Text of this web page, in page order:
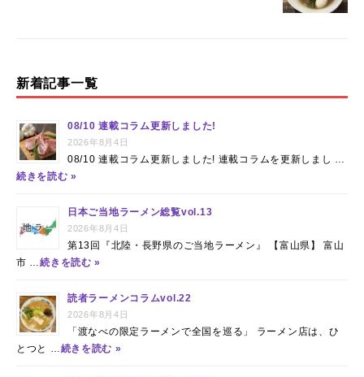
新着記事一覧
08/10 連載コラム更新しました!
2026年8月4日
08/10 連載コラム更新しました! 連載コラムを更新しまし …
続きを読む »
日本ご当地ラーメン総覧vol.13
2026年8月4日
第13回『北陸・長野県のご当地ラーメン』 【富山県】 富山
市 …続きを読む »
読者ラーメンコラムvol.22
2026年8月4日
「渡なべの限定ラーメンで全国を巡る」 ラーメン店は、ひ
とつと … 続きを読む »